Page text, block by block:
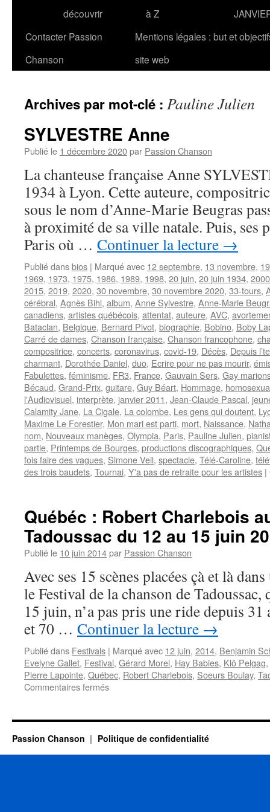
découvrir
à Z
Contacter Passion
Chanson
Mentions légales : but et
site web
Archives par mot-clé : Pauline Julien
SYLVESTRE Anne
Publié le 1 décembre 2020par Passion Chanson
La chanteuse française Anne
1934 à Lyon. Cette auteure,
sous le nom d’Anne-Marie Beugras
à proximité de sa ville natale. Puis, ses
Paris où … Continuer la lecture →
Publié dansbios | Marqué avec 12 septembre, 13 novembre,
1969, 1973, 1975, 1986, 1989, 1998, 20 juin, 20 juin 1934, 2000
2015, 2019, 2020, 30 novembre, 30 novembre 2020, 33-tours,
cérébral, Agnès Bihl, album, Anne Sylvestre, Anne-Marie
canadiens, artistes québécois, attentat, auteure, AVC,
Bataclan, Belgique, Bernard Pivot, biographie, Bobino, Boby
Carré de dames, Chanson française, Chanson francophone,
compositrice, concerts, coronavirus, covid-19, Décès, Depuis
charmant, Dorothée Daniel, duo, Ecrire pour ne pas mourir,
Fabulettes, féminisme, FR3, France, Gauvain Sers, Gay
Bécaud, Grand-Prix, guitare, Guy Béart, Hommage,
l'Audiovisuel, interprète, janvier 2011, Jean-Claude Pascal,
Calamity Jane, La Cigale, La colombe, Les gens qui doutent,
Maxime Le Forestier, Mon mari est parti, mort, Naissance,
nom, Nouveaux manèges, Olympia, Paris, Pauline Julien,
partie, Printemps de Bourges, productions discographiques,
fois faire des vagues, Simone Veil, spectacle, Télé-Caroline,
des trois baudets, Tournai, Y'a pas de retraite pour les artistes |
Québéc : Robert Charlebois
Tadoussac du 12 au 15 juin
Publié le 10 juin 2014par Passion Chanson
Avec ses 15 scènes placées çà et là
le Festival de la chanson de
15 juin, n’a pas pris une ride depuis 31
et 70 … Continuer la lecture →
Publié dans Festivals | Marqué avec 12 juin, 2014, Benjamin
Evelyne Gallet, Festival, Gérard Morel, Hay Babies, Klô Pelgag,
Pierre Lapointe, Québec, Robert Charlebois, Soeurs Boulay,
Commentaires ferméssur
Robert
Charlebois
Festival
Passion Chanson Politique de confidentialité